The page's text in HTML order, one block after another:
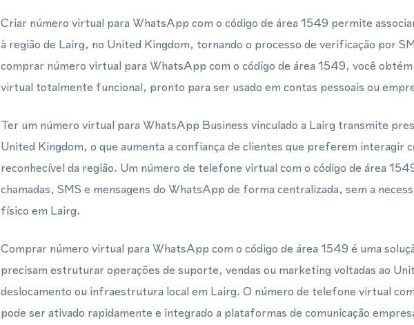
Criar número virtual para WhatsApp com o código de área 1549 permite
à região de Lairg, no United Kingdom, tornando o processo de verificação por
comprar número virtual para WhatsApp com o código de área 1549, você
virtual totalmente funcional, pronto para ser usado em contas pessoais ou
Ter um número virtual para WhatsApp Business vinculado a Lairg transmite
United Kingdom, o que aumenta a confiança de clientes que preferem interagir
reconhecível da região. Um número de telefone virtual com o código de área
chamadas, SMS e mensagens do WhatsApp de forma centralizada, sem a
físico em Lairg.
Comprar número virtual para WhatsApp com o código de área 1549 é uma
precisam estruturar operações de suporte, vendas ou marketing voltadas ao
deslocamento ou infraestrutura local em Lairg. O número de telefone virtual
pode ser ativado rapidamente e integrado a plataformas de comunicação